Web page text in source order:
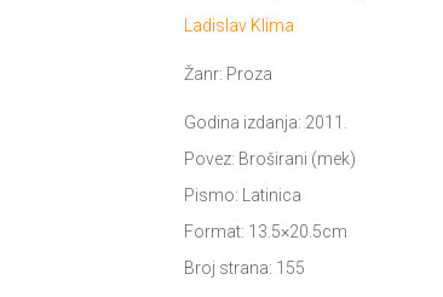
cena
500.00 RSD.
Ladislav Klima
Žanr: Proza
Godina izdanja: 2011.
Povez: Broširani (mek)
Pismo: Latinica
Format: 13.5×20.5cm
Broj strana: 155